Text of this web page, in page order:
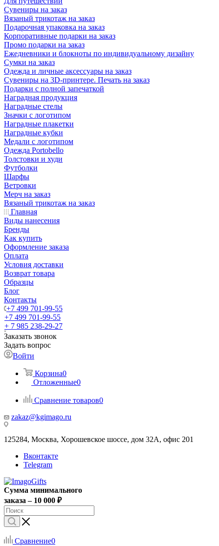
Сувениры на заказ
Вязаный трикотаж на заказ
Подарочная упаковка на заказ
Корпоративные подарки на заказ
Промо подарки на заказ
Ежедневники и блокноты по индивидуальному дизайну
Сумки на заказ
Одежда и личные аксессуары на заказ
Сувениры на 3D-принтере. Печать на заказ
Подарки с полной запечаткой
Наградная продукция
Наградные стелы
Значки с логотипом
Наградные плакетки
Наградные кубки
Медали с логотипом
Одежда Portobello
Толстовки и худи
Футболки
Шарфы
Ветровки
Мерч на заказ
Вязаный трикотаж на заказ
Главная
Виды нанесения
Бренды
Как купить
Оформление заказа
Оплата
Условия доставки
Возврат товара
Образцы
Блог
Контакты
+7 499 701-99-55
+7 499 701-99-55
+ 7 985 238-29-27
Заказать звонок
Задать вопрос
Войти
Корзина0
Отложенные0
Сравнение товаров0
zakaz@kgimago.ru
125284, Москва, Хорошевское шоссе, дом 32А, офис 201
Вконтакте
Telegram
Сумма минимального
заказа – 10 000 ₽
Сравнение0